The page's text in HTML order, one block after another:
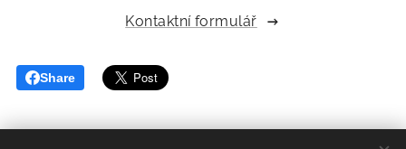
Kontaktní formulář
Share